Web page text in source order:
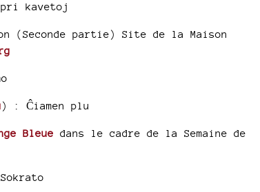
kavetoj
(Seconde partie) Site de la Maison
) : Ĉiamen plu
Bleue dans le cadre de la Semaine de
Sokrato